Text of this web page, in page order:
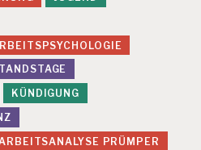
KÜNDIGUNG
PRÜMPER